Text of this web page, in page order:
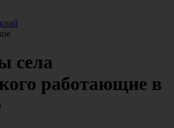
села
работающие в